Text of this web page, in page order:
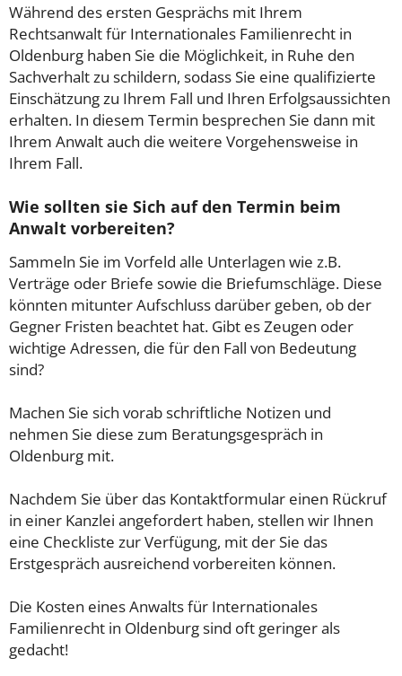
Während des ersten Gesprächs mit Ihrem
Rechtsanwalt für Internationales Familienrecht in
Oldenburg haben Sie die Möglichkeit, in Ruhe den
Sachverhalt zu schildern, sodass Sie eine qualifizierte
Einschätzung zu Ihrem Fall und Ihren Erfolgsaussichten
erhalten. In diesem Termin besprechen Sie dann mit
Ihrem Anwalt auch die weitere Vorgehensweise in
Ihrem Fall.
Wie sollten sie Sich auf den Termin beim
Anwalt vorbereiten?
Sammeln Sie im Vorfeld alle Unterlagen wie z.B.
Verträge oder Briefe sowie die Briefumschläge. Diese
könnten mitunter Aufschluss darüber geben, ob der
Gegner Fristen beachtet hat. Gibt es Zeugen oder
wichtige Adressen, die für den Fall von Bedeutung
sind?
Machen Sie sich vorab schriftliche Notizen und
nehmen Sie diese zum Beratungsgespräch in
Oldenburg mit.
Nachdem Sie über das Kontaktformular einen Rückruf
in einer Kanzlei angefordert haben, stellen wir Ihnen
eine Checkliste zur Verfügung, mit der Sie das
Erstgespräch ausreichend vorbereiten können.
Die Kosten eines Anwalts für Internationales
Familienrecht in Oldenburg sind oft geringer als
gedacht!